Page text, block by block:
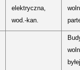
elektryczna,
wod.-kan.